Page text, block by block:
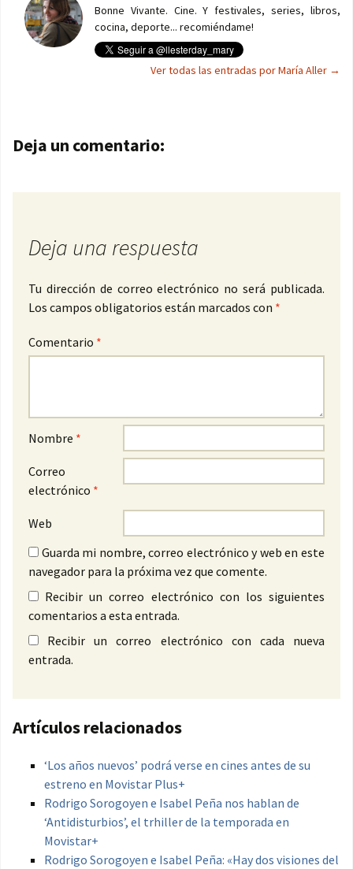
Bonne Vivante. Cine. Y festivales, series, libros,
cocina, deporte... recomiéndame!
Ver todas las entradas por María Aller →
Navegación de entradas
Deja un comentario:
Deja una respuesta
Tu dirección de correo electrónico no será publicada.
Los campos obligatorios están marcados con *
Comentario *
Nombre *
Correo
electrónico *
Web
Guarda mi nombre, correo electrónico y web en este
navegador para la próxima vez que comente.
Recibir un correo electrónico con los siguientes
comentarios a esta entrada.
Recibir un correo electrónico con cada nueva
entrada.
Artículos relacionados
‘Los años nuevos’ podrá verse en cines antes de su
estreno en Movistar Plus+
Rodrigo Sorogoyen e Isabel Peña nos hablan de
‘Antidisturbios’, el trhiller de la temporada en
Movistar+
Rodrigo Sorogoyen e Isabel Peña: «Hay dos visiones del